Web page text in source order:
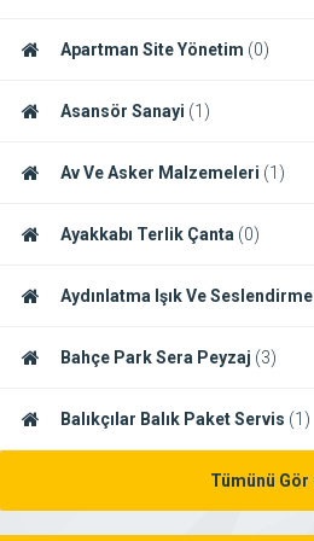
Apartman Site Yönetim (0)
Asansör Sanayi (1)
Av Ve Asker Malzemeleri (1)
Ayakkabı Terlik Çanta (0)
Aydınlatma Işık Ve Seslendirme
Bahçe Park Sera Peyzaj (3)
Balıkçılar Balık Paket Servis (1)
Tümünü Gör